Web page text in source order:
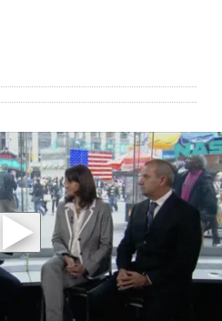
dieses Videos werden
übertragen.
in derDatenschutzerklärung